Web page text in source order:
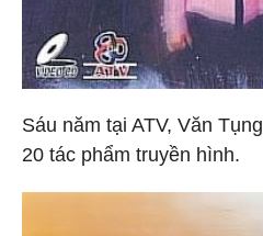
Sáu năm tại ATV, Văn
20 tác phẩm truyền hình.